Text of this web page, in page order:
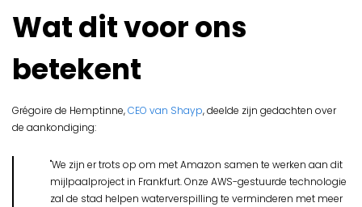
Wat dit voor ons
betekent
Grégoire de Hemptinne,CEO van Shayp, deelde zijn gedachten over
de aankondiging:
"We zijn er trots op om met Amazon samen te werken aan dit
mijlpaalproject in Frankfurt. Onze AWS-gestuurde technologie
zal de stad helpen waterverspilling te verminderen met meer